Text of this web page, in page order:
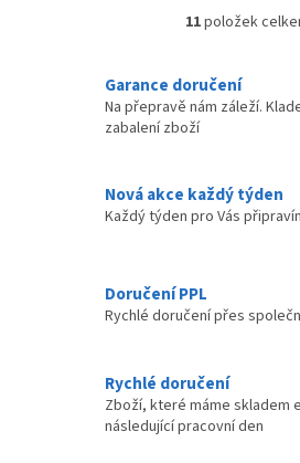
O
á
d
p
r
ý
u
11položek
Garance doručení
Na přepravě nám záleží.
zabalení zboží
Nová akce každý týden
Každý týden pro Vás
Doručení PPL
Rychlé doručení přes
Rychlé doručení
Zboží, které máme skladem
následující pracovní den